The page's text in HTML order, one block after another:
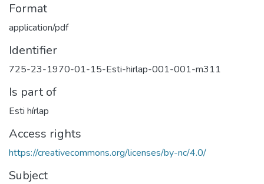
Format
application/pdf
Identifier
725-23-1970-01-15-Esti-hirlap-001-001-m311
Is part of
Esti hírlap
Access rights
https://creativecommons.org/licenses/by-nc/4.0/
Subject